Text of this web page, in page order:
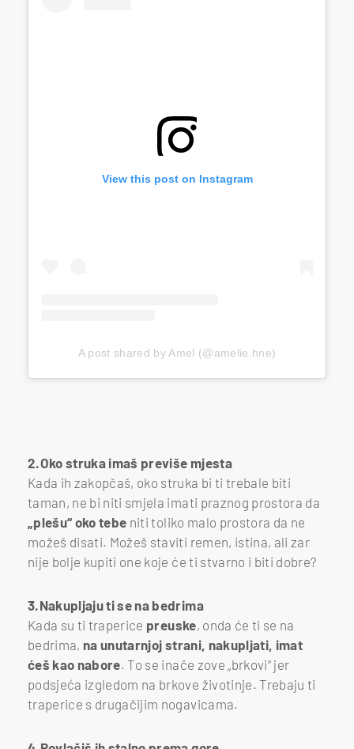
View this post on Instagram
A post shared by Amel (@amelie.hne)
2.Oko struka imaš previše mjesta
Kada ih zakopčaš, oko struka bi ti trebale biti
taman, ne bi niti smjela imati praznog prostora da
„plešu“ oko tebe niti toliko malo prostora da ne
možeš disati. Možeš staviti remen, istina, ali zar
nije bolje kupiti one koje će ti stvarno i biti dobre?
3.Nakupljaju ti se na bedrima
Kada su ti traperice preuske, onda će ti se na
bedrima, na unutarnjoj strani, nakupljati, imat
ćeš kao nabore. To se inače zove „brkovi“ jer
podsjeća izgledom na brkove životinje. Trebaju ti
traperice s drugačijim nogavicama.